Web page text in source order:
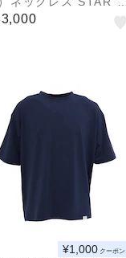
MODEL ストーム
ーパー DAABA20
¥1,000 クーポン